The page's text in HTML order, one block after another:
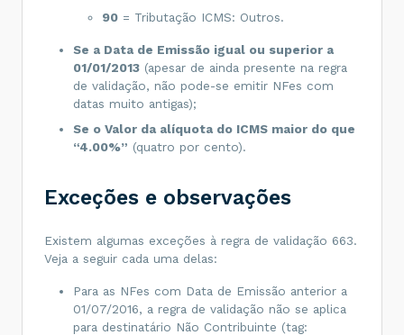
90 = Tributação ICMS: Outros.
Se a Data de Emissão igual ou superior a
01/01/2013 (apesar de ainda presente na regra
de validação, não pode-se emitir NFes com
datas muito antigas);
Se o Valor da alíquota do ICMS maior do que
“4.00%” (quatro por cento).
Exceções e observações
Existem algumas exceções à regra de validação 663.
Veja a seguir cada uma delas:
Para as NFes com Data de Emissão anterior a
01/07/2016, a regra de validação não se aplica
para destinatário Não Contribuinte (tag: